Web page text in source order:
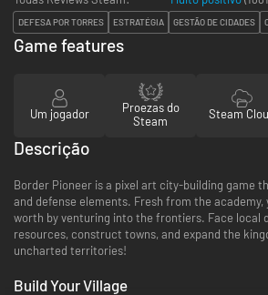
DEFESA POR TORRES ESTRATÉGIA GESTÃO DE CIDADES
Game features
Um jogador
Proezas do
Steam
Steam
Descrição
Border Pioneer is a pixel art city-building game
and defense elements. Fresh from the academy,
worth by venturing into the frontiers. Face local
resources, construct towns, and expand the
uncharted territories!
Build Your Village